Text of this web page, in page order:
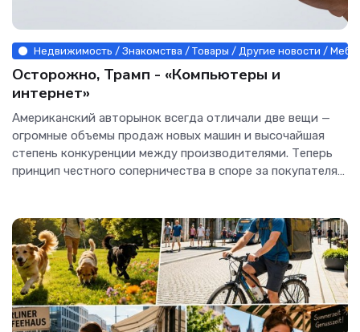
Недвижимость / Знакомства / Товары / Другие новости /
Осторожно, Трамп - «Компьютеры и
интернет»
Американский авторынок всегда отличали две вещи —
огромные объемы продаж новых машин и высочайшая
степень конкуренции между производителями. Теперь
принцип честного соперничества в споре за покупателя